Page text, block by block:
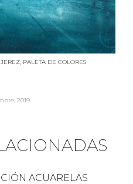
PALETA DE COLORES
2019
ACUARELAS